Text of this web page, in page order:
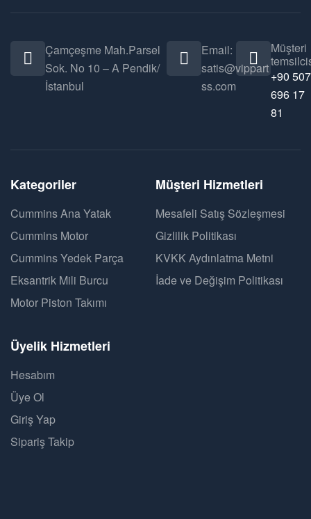
Çamçeşme Mah.Parsel
Sok. No 10 – A Pendik/
İstanbul
Email:
satis@vippart
ss.com
Müşteri
+90 507
696 17
81
Kategoriler
Cummins Ana Yatak
Cummins Motor
Cummins Yedek Parça
Eksantrik Mili Burcu
Motor Piston Takımı
Müşteri Hizmetleri
Mesafeli Satış Sözleşmesi
Gizlilik Politikası
KVKK Aydınlatma Metni
İade ve Değişim Politikası
Üyelik Hizmetleri
Hesabım
Üye Ol
Giriş Yap
Sipariş Takip